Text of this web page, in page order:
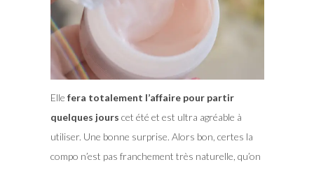
Elle fera totalement l’affaire pour partir
quelques jours cet été et est ultra agréable à
utiliser. Une bonne surprise. Alors bon, certes la
compo n’est pas franchement très naturelle, qu’on